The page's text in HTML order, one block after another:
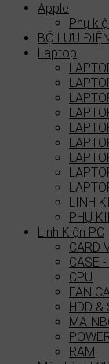
Apple
Phụ
BỘ LƯU ĐIỆN
Laptop
LINH
PHỤ
Linh Kiện PC
CARD
CASE
CPU
FAN
HDD &
RAM